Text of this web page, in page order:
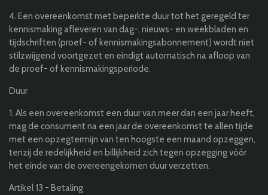
4. Een overeenkomst met beperkte duur tot het geregeld ter
kennismaking afleveren van dag-, nieuws- en weekbladen en
tijdschriften (proef- of kennismakingsabonnement) wordt niet
stilzwijgend voortgezet en eindigt automatisch na afloop van
de proef- of kennismakingsperiode.
Duur
1. Als een overeenkomst een duur van meer dan een jaar heeft,
mag de consument na een jaar de overeenkomst te allen tijde
met een opzegtermijn van ten hoogste een maand opzeggen,
tenzij de redelijkheid en billijkheid zich tegen opzegging vóór
het einde van de overeengekomen duur verzetten.
Artikel 13 - Betaling